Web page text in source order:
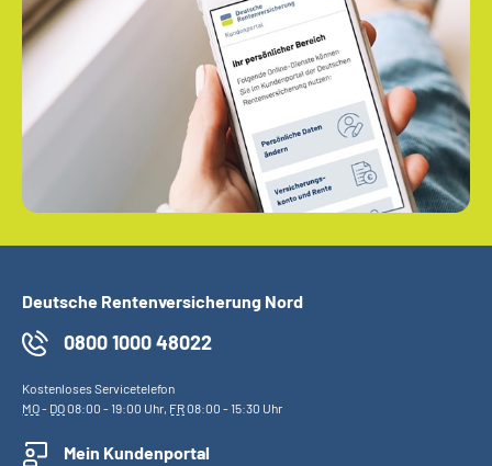
Deutsche Rentenversicherung Nord
0800 1000 48022
Kostenloses Servicetelefon
MO- DO08:00 - 19:00 Uhr, FR08:00 - 15:30 Uhr
Mein Kundenportal